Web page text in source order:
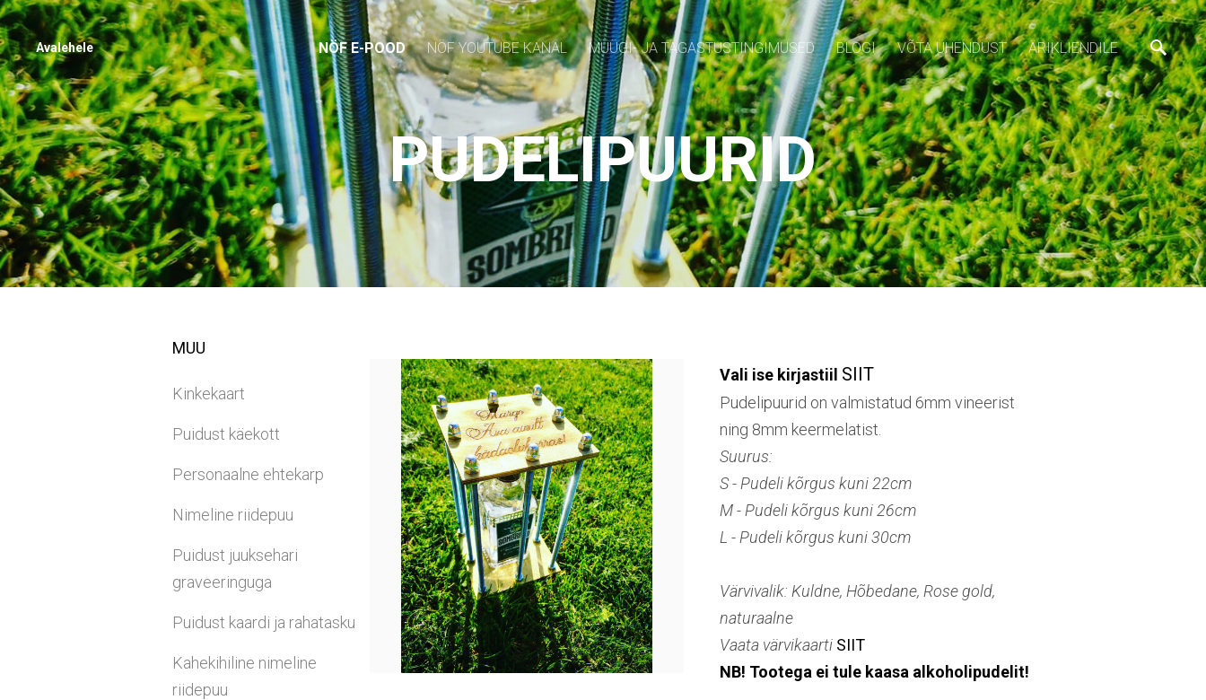
Avalehele NÖF E-POOD NÖF YOUTUBE KANAL MÜÜGI- JA TAGASTUSTINGIMUSED BLOGI VÕTA ÜHENDUST ÄRIKLIENDILE
PUDELIPUURID
MUU
Kinkekaart
Puidust käekott
Personaalne ehtekarp
Nimeline riidepuu
Puidust juuksehari
graveeringuga
Puidust kaardi ja rahatasku
Kahekihiline nimeline
riidepuu
Vali ise kirjastiil SIIT
Pudelipuurid on valmistatud 6mm vineerist
ning 8mm keermelatist.
Suurus:
S - Pudeli kõrgus kuni 22cm
M - Pudeli kõrgus kuni 26cm
L - Pudeli kõrgus kuni 30cm
Värvivalik: Kuldne, Hõbedane, Rose gold,
naturaalne
Vaata värvikaarti SIIT
NB! Tootega ei tule kaasa alkoholipudelit!